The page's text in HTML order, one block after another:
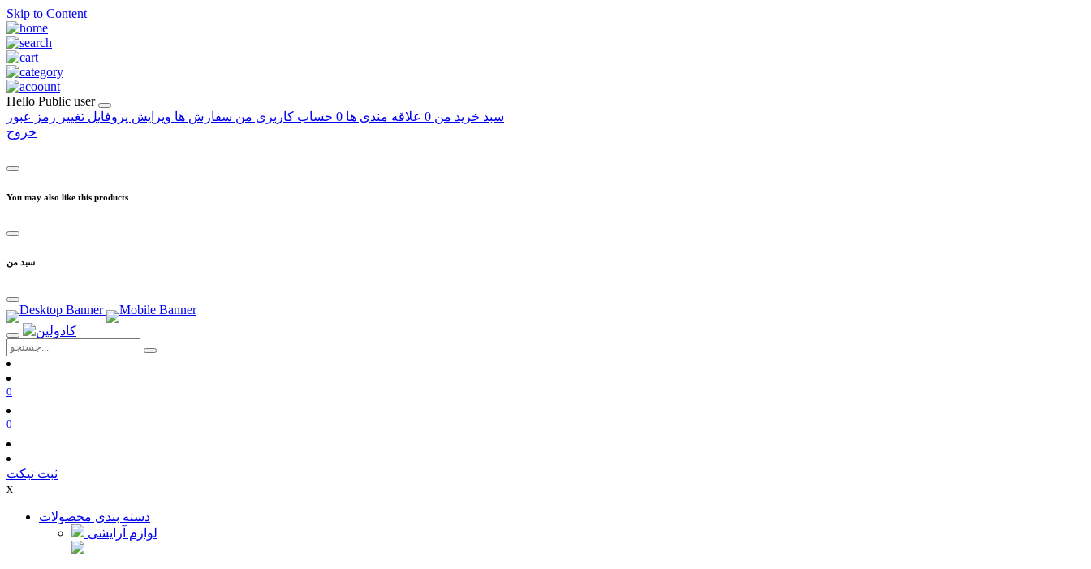
Skip to Content
Hello Public user
سبد خرید من 0 علاقه مندی ها 0 حساب کاربری من سفارش ها ویرایش پروفایل تغییر رمز عبور
خروج
You may also like this products
سبد من
0
0
ثبت تیکت
x
دسته بندی محصولات
لوازم آرایشی